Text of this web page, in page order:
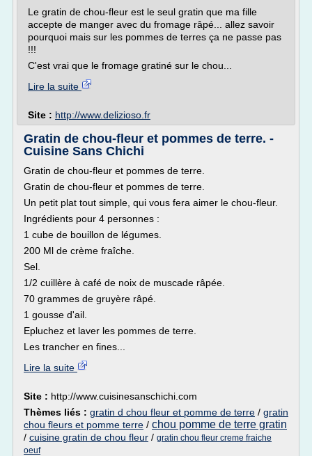
Le gratin de chou-fleur est le seul gratin que ma fille
accepte de manger avec du fromage râpé... allez savoir
pourquoi mais sur les pommes de terres ça ne passe pas
!!!
C'est vrai que le fromage gratiné sur le chou...
Lire la suite
Site : http://www.delizioso.fr
Gratin de chou-fleur et pommes de terre. -
Cuisine Sans Chichi
Gratin de chou-fleur et pommes de terre.
Gratin de chou-fleur et pommes de terre.
Un petit plat tout simple, qui vous fera aimer le chou-fleur.
Ingrédients pour 4 personnes :
1 cube de bouillon de légumes.
200 Ml de crème fraîche.
Sel.
1/2 cuillère à café de noix de muscade râpée.
70 grammes de gruyère râpé.
1 gousse d'ail.
Epluchez et laver les pommes de terre.
Les trancher en fines...
Lire la suite
Site : http://www.cuisinesanschichi.com
Thèmes liés : gratin d chou fleur et pomme de terre / gratin
chou fleurs et pomme terre / chou pomme de terre gratin
/ cuisine gratin de chou fleur / gratin chou fleur creme fraiche
oeuf